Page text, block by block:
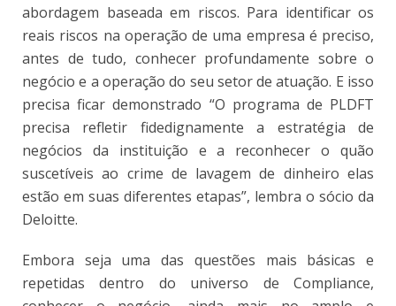
abordagem baseada em riscos. Para identificar os
reais riscos na operação de uma empresa é preciso,
antes de tudo, conhecer profundamente sobre o
negócio e a operação do seu setor de atuação. E isso
precisa ficar demonstrado “O programa de PLDFT
precisa refletir fidedignamente a estratégia de
negócios da instituição e a reconhecer o quão
suscetíveis ao crime de lavagem de dinheiro elas
estão em suas diferentes etapas”, lembra o sócio da
Deloitte.
Embora seja uma das questões mais básicas e
repetidas dentro do universo de Compliance,